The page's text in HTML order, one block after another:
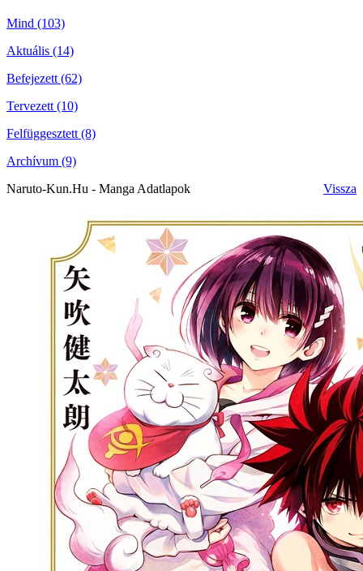
Mind (103)
Aktuális (14)
Befejezett (62)
Tervezett (10)
Felfüggesztett (8)
Archívum (9)
Naruto-Kun.Hu - Manga Adatlapok
Vissza